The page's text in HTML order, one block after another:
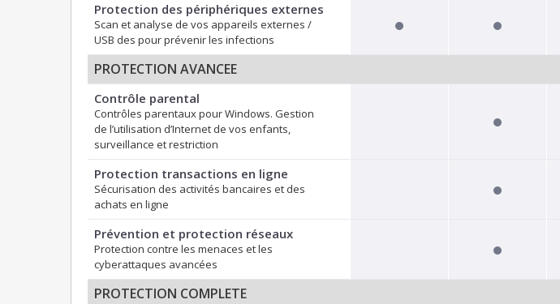
Protection des périphériques externes
Scan et analyse de vos appareils externes /
USB des pour prévenir les infections
PROTECTION AVANCEE
Contrôle parental
Contrôles parentaux pour Windows. Gestion
de l’utilisation d’Internet de vos enfants,
surveillance et restriction
Protection transactions en ligne
Sécurisation des activités bancaires et des
achats en ligne
Prévention et protection réseaux
Protection contre les menaces et les
cyberattaques avancées
PROTECTION COMPLETE